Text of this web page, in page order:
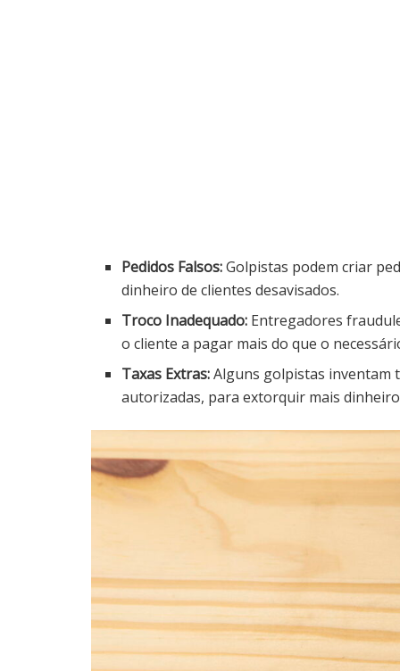
Pedidos Falsos:Golpistas podem criar
dinheiro de clientes desavisados.
Troco Inadequado: Entregadores
o cliente a pagar mais do que o
Taxas Extras:Alguns golpistas inventam
autorizadas, para extorquir mais